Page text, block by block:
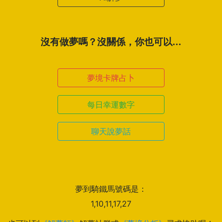
沒有做夢嗎？沒關係，你也可以...
夢境卡牌占卜
每日幸運數字
聊天說夢話
夢到騎鐵馬號碼是：
1,10,11,17,27